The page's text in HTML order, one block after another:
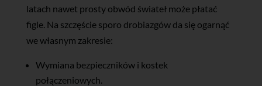
latach nawet prosty obwód świateł może płatać
figle. Na szczęście sporo drobiazgów da się ogarnąć
we własnym zakresie:
Wymiana bezpieczników i kostek
połączeniowych.